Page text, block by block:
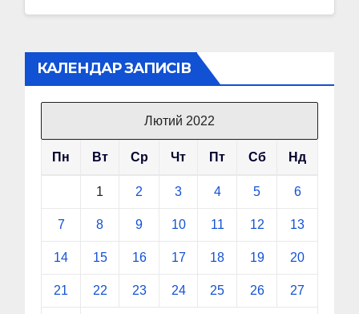
КАЛЕНДАР ЗАПИСІВ
Лютий 2022
Пн Вт Ср Чт Пт Сб Нд
1 2 3 4 5 6
7 8 9 10 11 12 13
14 15 16 17 18 19 20
21 22 23 24 25 26 27